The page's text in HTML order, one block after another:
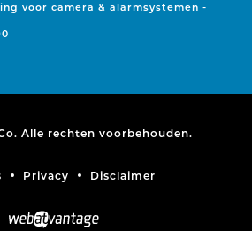
voor camera & alarmsystemen -
Alle rechten voorbehouden.
Privacy Disclaimer